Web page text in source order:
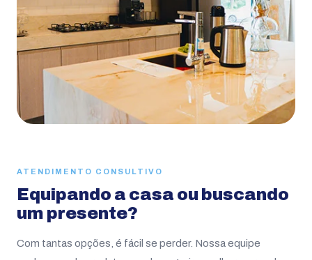
ATENDIMENTO CONSULTIVO
Equipando a casa ou buscando
um presente?
Com tantas opções, é fácil se perder. Nossa equipe